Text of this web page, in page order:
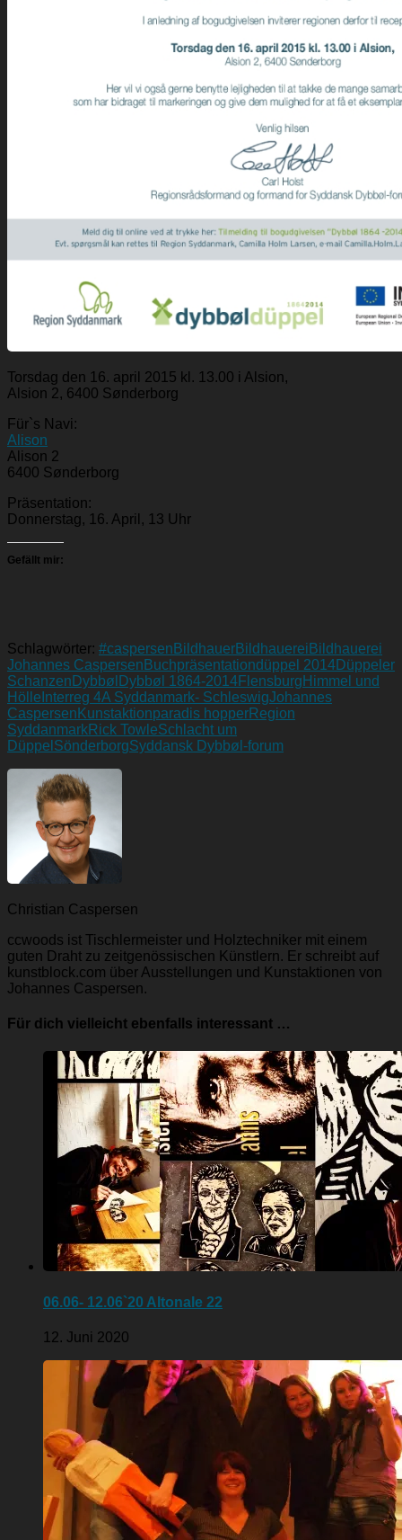
Torsdag den 16. april 2015 kl. 13.00 i Alsion,
Alsion 2, 6400 Sønderborg
Für`s Navi:
Alison
Alison 2
6400 Sønderborg
Präsentation:
Donnerstag, 16. April, 13 Uhr
Gefällt mir:
Schlagwörter: #caspersen BildhauerBildhauerei Bildhauerei
Johannes Caspersen Buchpräsentationdüppel 2014Düppeler
Schanzen Dybbøl Dybbøl 1864-2014Flensburg Himmel und
Hölle Interreg 4A Syddanmark- SchleswigJohannes
Caspersen Kunstaktionparadis hopperRegion
SyddanmarkRick TowleSchlacht um
Düppel SönderborgSyddansk Dybbøl-forum
Christian Caspersen
ccwoods ist Tischlermeister und Holztechniker mit einem
guten Draht zu zeitgenössischen Künstlern. Er schreibt auf
kunstblock.com über Ausstellungen und Kunstaktionen von
Johannes Caspersen.
Für dich vielleicht ebenfalls interessant …
06.06- 12.06`20 Altonale 22
12. Juni 2020